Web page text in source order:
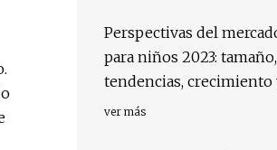
Perspectivas del
para niños 2023:
tendencias, crecimiento
la industria para 2028
ver más